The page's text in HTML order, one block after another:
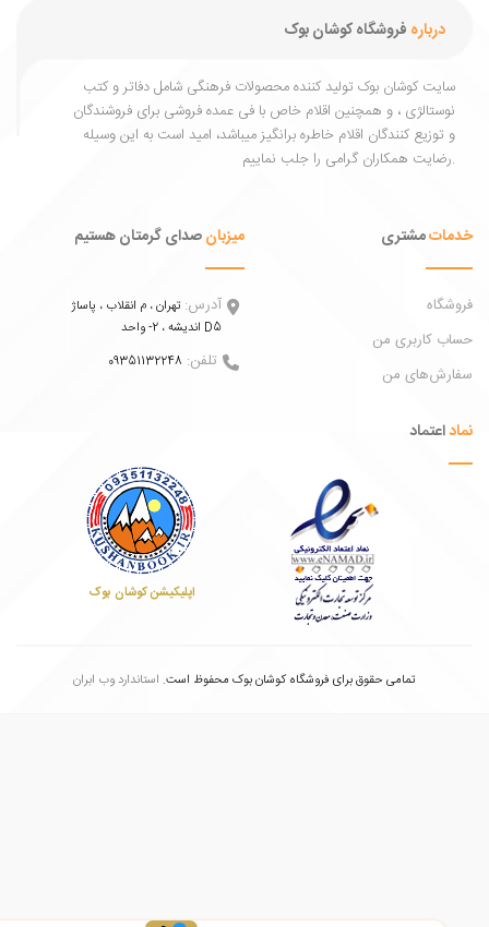
فروشگاه کوشان بوک
کوشان بوک تولید کننده محصولات فرهنگی شامل دفاتر و کتب
، و همچنین اقلام خاص با فی عمده فروشی برای فروشندگان
کنندگان اقلام خاطره برانگیز میباشد، امید است به این وسیله
مشتری
کاربری من
من
صدای گرمتان هستیم
آدرس:تهران ، م انقلاب ، پاساژ
تلفن:09351132248
اپلیکیشن کوشان بوک
تمامی حقوق برای فروشگاه کوشان بوک محفوظ است.استاندارد وب ابران